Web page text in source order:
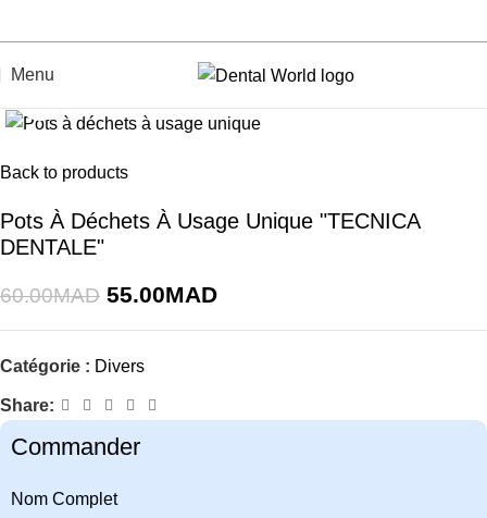
Menu
Back to products
Pots À Déchets À Usage Unique "TECNICA
DENTALE"
60.00MAD 55.00MAD
Catégorie : Divers
Share:
Commander
Nom Complet